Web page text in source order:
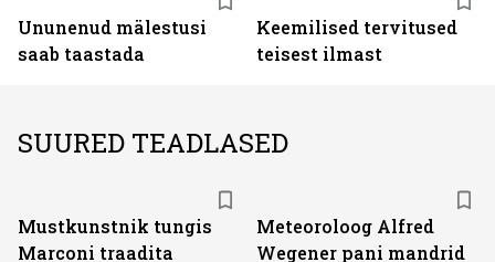
Ununenud mälestusi
saab taastada
Keemilised tervitused
teisest ilmast
SUURED TEADLASED
Mustkunstnik tungis
Marconi traadita
Meteoroloog Alfred
Wegener pani mandrid